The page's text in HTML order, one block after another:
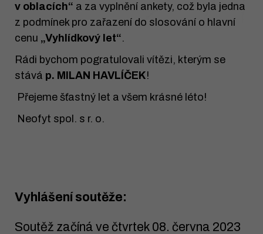
v oblacích“ a za vyplnění ankety, což byla jedna
z podmínek pro zařazení do slosování o hlavní
cenu „Vyhlídkový let“.
Rádi bychom pogratulovali vítězi, kterým se
stává p. MILAN HAVLÍČEK!
Přejeme šťastný let a všem krásné léto!
Neofyt spol. s r. o.
Vyhlášení soutěže:
Soutěž začíná ve čtvrtek 08. června 2023